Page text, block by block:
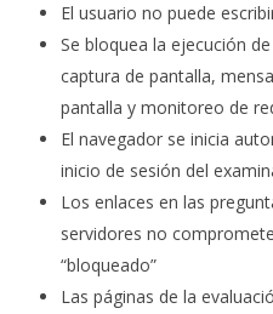
El usuario no puede
Se bloquea la ejecución
captura de pantalla,
pantalla y monitoreo de
El navegador se inicia
inicio de sesión del
Los enlaces en las
servidores no
“bloqueado”
Las páginas de la